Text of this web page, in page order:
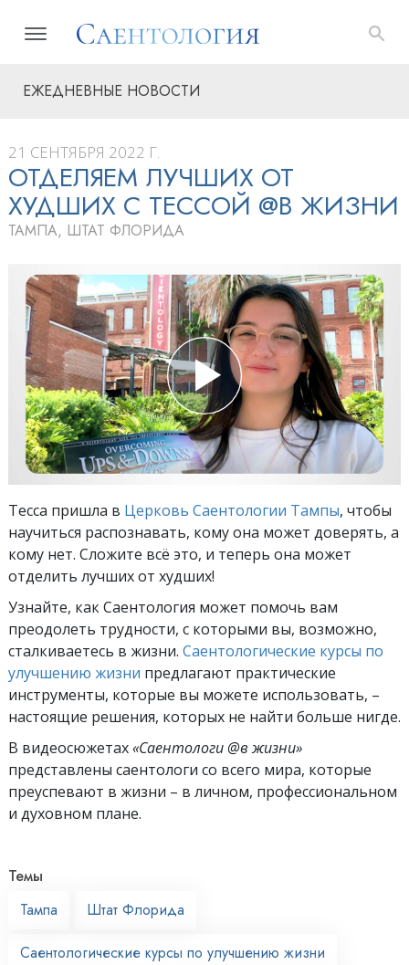
ЕЖЕДНЕВНЫЕ НОВОСТИ
21 СЕНТЯБРЯ 2022 Г.
ОТДЕЛЯЕМ ЛУЧШИХ ОТ
ХУДШИХ С ТЕССОЙ @В ЖИЗНИ
ТАМПА, ШТАТ ФЛОРИДА
Тесса пришла в Церковь Саентологии Тампы, чтобы
научиться распознавать, кому она может доверять, а
кому нет. Сложите всё это, и теперь она может
отделить лучших от худших!
Узнайте, как Саентология может помочь вам
преодолеть трудности, с которыми вы, возможно,
сталкиваетесь в жизни. Саентологические курсы по
улучшению жизни предлагают практические
инструменты, которые вы можете использовать, –
настоящие решения, которых не найти больше нигде.
В видеосюжетах«Саентологи @в жизни»
представлены саентологи со всего мира, которые
преуспевают в жизни – в личном, профессиональном
и духовном плане.
Темы
Тампа
Штат Флорида
Саентологические курсы по улучшению жизни